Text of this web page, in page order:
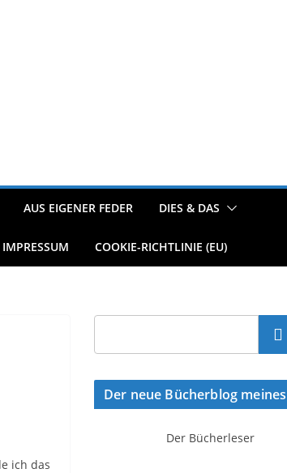
AUS EIGENER FEDER DIES & DAS
IMPRESSUM COOKIE-RICHTLINIE (EU)
ich das
Der neue Bücherblog
Der Bücherleser